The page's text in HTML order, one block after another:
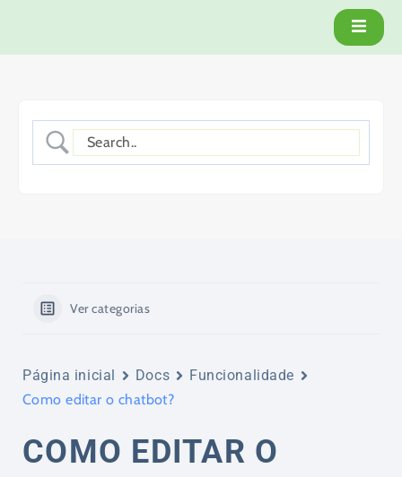
Ver categorias
Página inicial Docs
Funcionalidade
Como editar o chatbot?
COMO EDITAR O